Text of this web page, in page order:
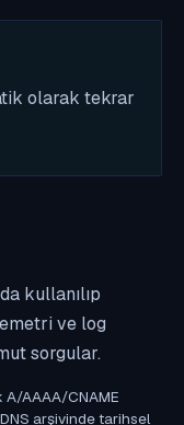
olarak tekrar
kullanılıp
ve log
sorgular.
A/AAAA/CNAME
arşivinde tarihsel